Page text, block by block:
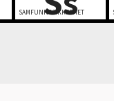
SAMFUNNSSIKKERHET